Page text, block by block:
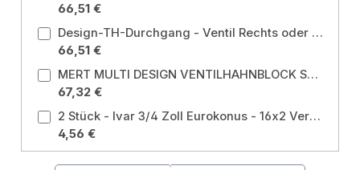
66,51 €
Design-TH-Durchgang - Ventil Rechts oder Links montierbar - Chrom Farbe: verchromt
66,51 €
MERT MULTI DESIGN VENTILHAHNBLOCK SAMI-SET CHROM Farbe: verchromt
67,32 €
2 Stück - Ivar 3/4 Zoll Eurokonus - 16x2 Verschraubung für MSV- und PEx-Rohr Größe: EUROKONUS 16 x 2 mm
4,56 €